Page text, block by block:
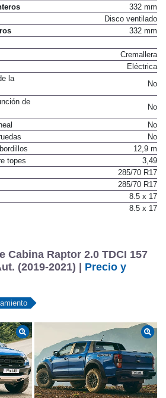
332 mm
Disco ventilado
332 mm
Cremallera
Eléctrica
la
No
de
No
No
No
12,9 m
topes
3,49
285/70 R17
285/70 R17
8.5 x 17
8.5 x 17
Cabina Raptor 2.0 TDCI 157
(2019-2021) | Precio y